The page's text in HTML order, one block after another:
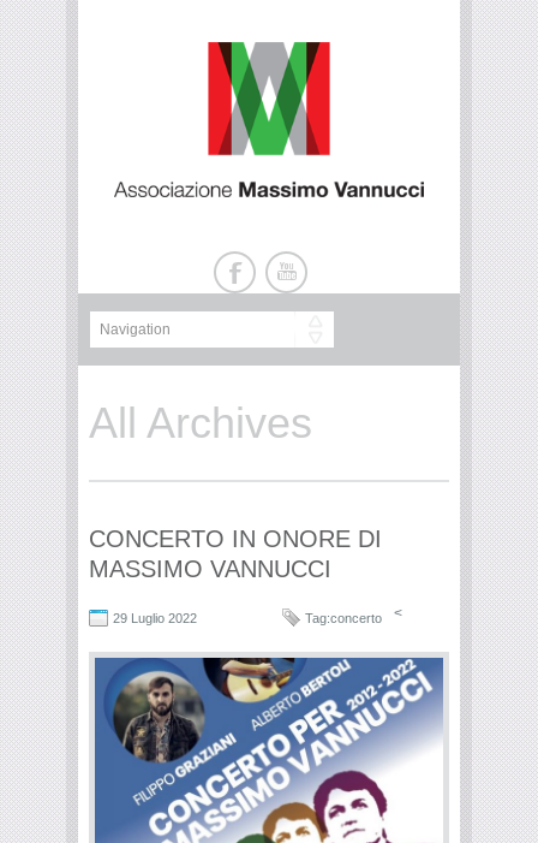
All Archives
CONCERTO IN ONORE DI
MASSIMO VANNUCCI
29 Luglio 2022 <
Tag:concerto